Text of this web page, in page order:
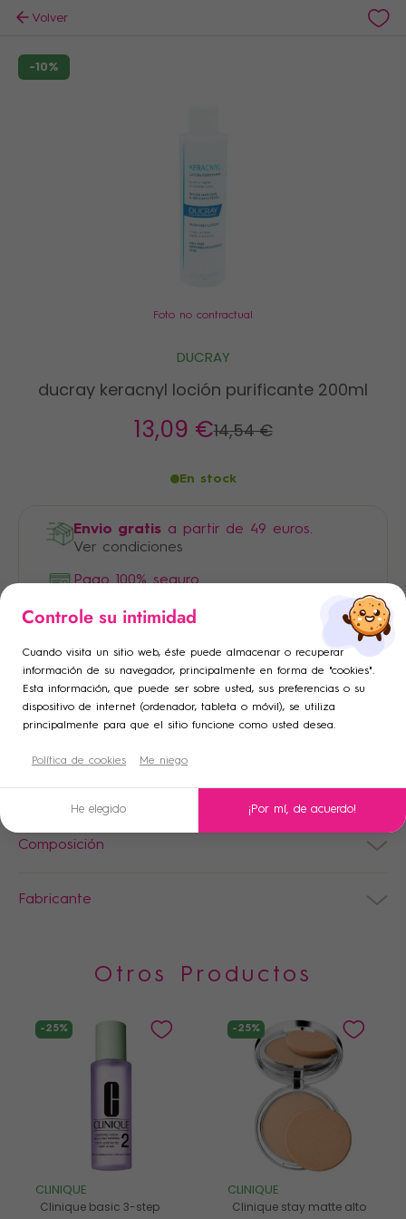
Volver
DUCRAY
ducray keracnyl loción purificante 200ml
13,09 €14,54 €
En stock
Envio gratis a partir de 49 euros.
Ver condiciones
Pago 100% seguro
-10%
Foto no contractual
Condiciones de uso
Composición
Fabricante
Otros Productos
-25%
CLINIQUE
Clinique basic 3-step
-25%
CLINIQUE
Clinique stay matte alto
Añadir a la lista de deseos ×
add_circle_outline Crear una nueva lista
Crear lista de deseos ×
Nombre de la lista de deseos
Cancelar Crear lista de deseos
Iniciar sesión ×
Debe iniciar sesión para guardar productos en su lista de
deseos.
Cancelar Iniciar sesión
Controle su intimidad
Cuando visita un sitio web, éste puede almacenar o recuperar
información de su navegador, principalmente en forma de "cookies".
Esta información, que puede ser sobre usted, sus preferencias o su
dispositivo de internet (ordenador, tableta o móvil), se utiliza
principalmente para que el sitio funcione como usted desea.
Política de cookies Me niego
He elegido ¡Por mí, de acuerdo!